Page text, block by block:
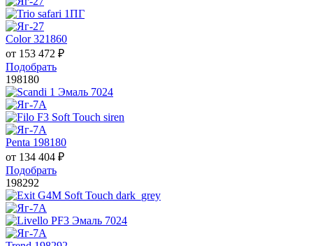
Color 321860
от 153 472 ₽
Подобрать
198180
Penta 198180
от 134 404 ₽
Подобрать
198292